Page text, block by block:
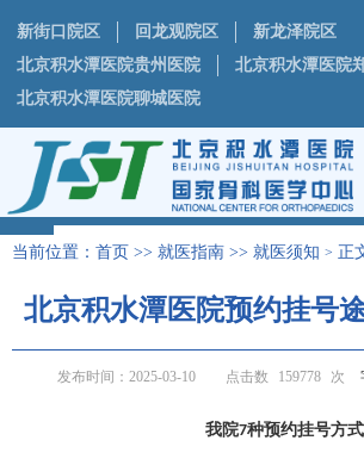
新街口院区 回龙观院区
新龙泽院区
北京积水潭医院贵州医院
北京积水潭医院
北京积水潭医院聊城医院
当前位置： 首页 >> 就医指南 >> 就医须知 > 正
北京积水潭医院预约挂号
发布时间：2025-03-10 点击数 159778 次
我院7种预约挂号方式